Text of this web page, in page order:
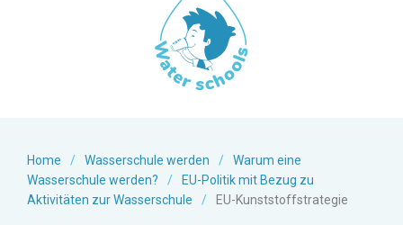
Home / Wasserschule werden /
Warum eine
Wasserschule werden?
/
EU-Politik mit Bezug zu
Aktivitäten zur Wasserschule
/ EU-Kunststoffstrategie